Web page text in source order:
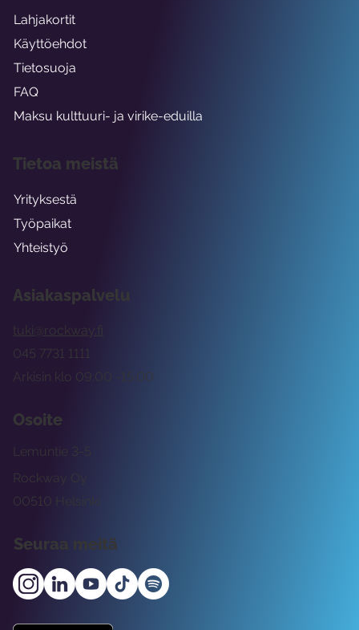
Asiakaspalvelu
tuki@rockway.fi
Arkisin klo 09:00 -15:00
045 7731 1111
Osoite
Rockway Oy
Lemuntie 3-5
00510 Helsinki
Seuraa meitä
Lahjakortit
Käyttöehdot
Tietosuoja
FAQ
Maksu kulttuuri- ja virike-eduilla
Tietoa meistä
Yrityksestä
Työpaikat
Yhteistyö